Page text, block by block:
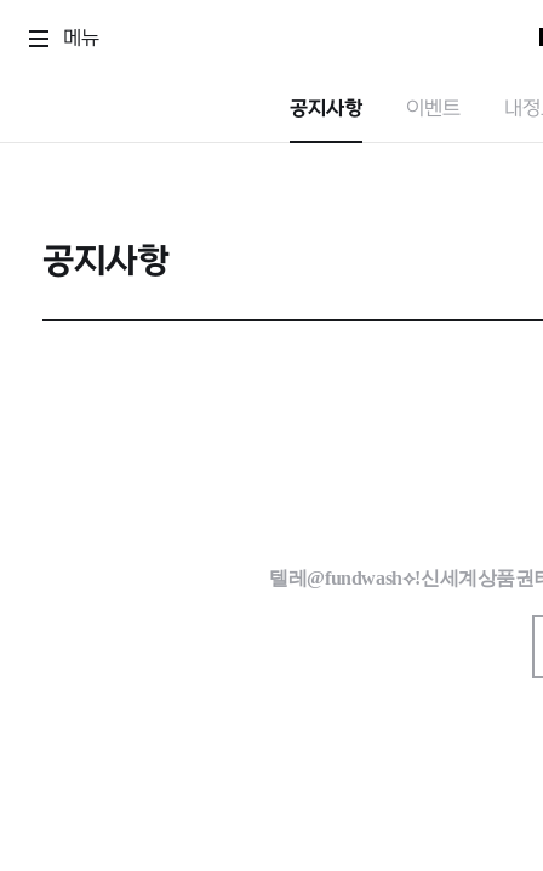
메뉴
공지사항 이벤트 내
공지사항
텔레@fundwash⟡ǃ신세계상품